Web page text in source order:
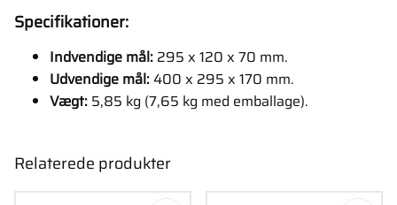
Specifikationer:
Indvendige mål: 295 x 120 x 70 mm.
Udvendige mål:400 x 295 x 170 mm.
Vægt: 5,85 kg (7,65 kg med emballage).
Relaterede produkter